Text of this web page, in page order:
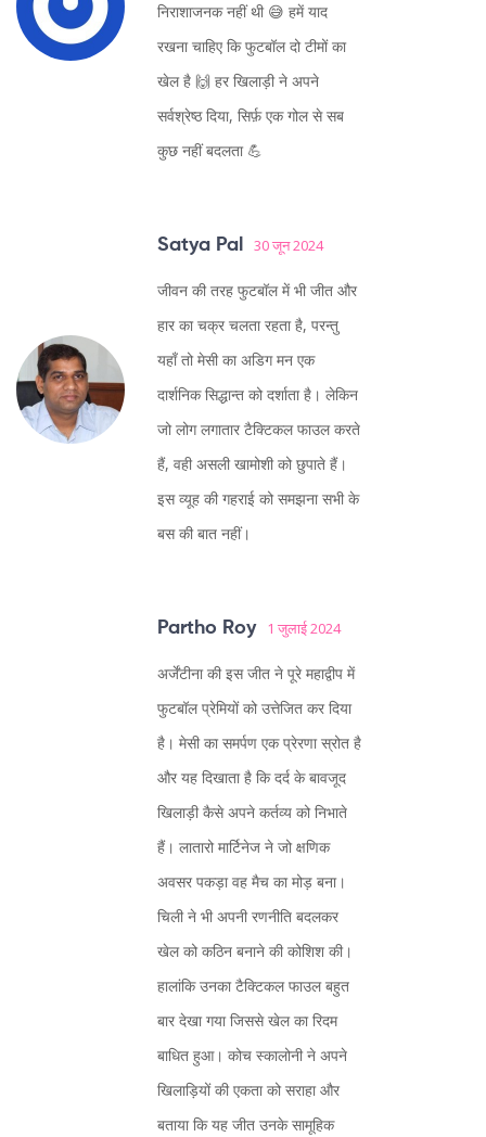
निराशाजनक नहीं थी 😅 हमें याद
रखना चाहिए कि फुटबॉल दो टीमों का
खेल है 🙌 हर खिलाड़ी ने अपने
सर्वश्रेष्ठ दिया, सिर्फ़ एक गोल से सब
कुछ नहीं बदलता 💪
Satya Pal 30 जून 2024
जीवन की तरह फुटबॉल में भी जीत और
हार का चक्र चलता रहता है, परन्तु
यहाँ तो मेसी का अडिग मन एक
दार्शनिक सिद्धान्त को दर्शाता है। लेकिन
जो लोग लगातार टैक्टिकल फाउल करते
हैं, वही असली खामोशी को छुपाते हैं।
इस व्यूह की गहराई को समझना सभी के
बस की बात नहीं।
Partho Roy 1 जुलाई 2024
अर्जेंटीना की इस जीत ने पूरे महाद्वीप में
फुटबॉल प्रेमियों को उत्तेजित कर दिया
है। मेसी का समर्पण एक प्रेरणा स्रोत है
और यह दिखाता है कि दर्द के बावजूद
खिलाड़ी कैसे अपने कर्तव्य को निभाते
हैं। लातारो मार्टिनेज ने जो क्षणिक
अवसर पकड़ा वह मैच का मोड़ बना।
चिली ने भी अपनी रणनीति बदलकर
खेल को कठिन बनाने की कोशिश की।
हालांकि उनका टैक्टिकल फाउल बहुत
बार देखा गया जिससे खेल का रिदम
बाधित हुआ। कोच स्कालोनी ने अपने
खिलाड़ियों की एकता को सराहा और
बताया कि यह जीत उनके सामूहिक